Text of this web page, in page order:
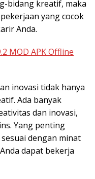
bidang kreatif, maka
yang cocok
Anda.
MOD APK Offline
inovasi tidak hanya
Ada banyak
dan inovasi,
Yang penting
dengan minat
dapat bekerja